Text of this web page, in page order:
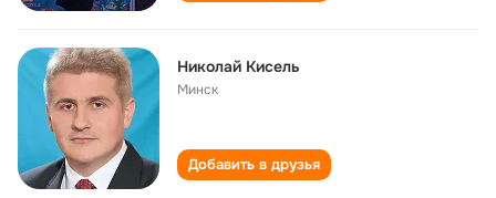
Николай Кисель
Минск
Добавить в друзья